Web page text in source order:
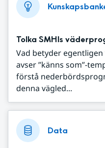
Tolka SMHIs
Vad betyder
avser ”känns som”-
förstå
denna vägled...
Data